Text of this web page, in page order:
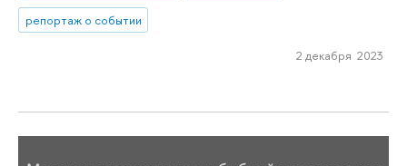
репортаж о событии
2 декабря 2023